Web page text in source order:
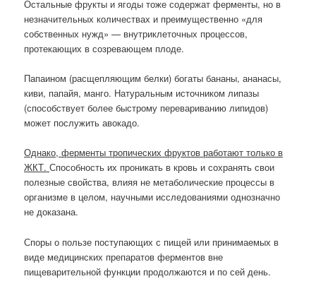
Остальные фрукты и ягоды тоже содержат ферменты, но в
незначительных количествах и преимущественно «для
собственных нужд» — внутриклеточных процессов,
протекающих в созревающем плоде.
Папаином (расщепляющим белки) богаты бананы, ананасы,
киви, папайя, манго. Натуральным источником липазы
(способствует более быстрому перевариванию липидов)
может послужить авокадо.
Однако, ферменты тропических фруктов работают только в
ЖКТ. Способность их проникать в кровь и сохранять свои
полезные свойства, влияя не метаболические процессы в
организме в целом, научными исследованиями однозначно
не доказана.
Споры о пользе поступающих с пищей или принимаемых в
виде медицинских препаратов ферментов вне
пищеварительной функции продолжаются и по сей день.